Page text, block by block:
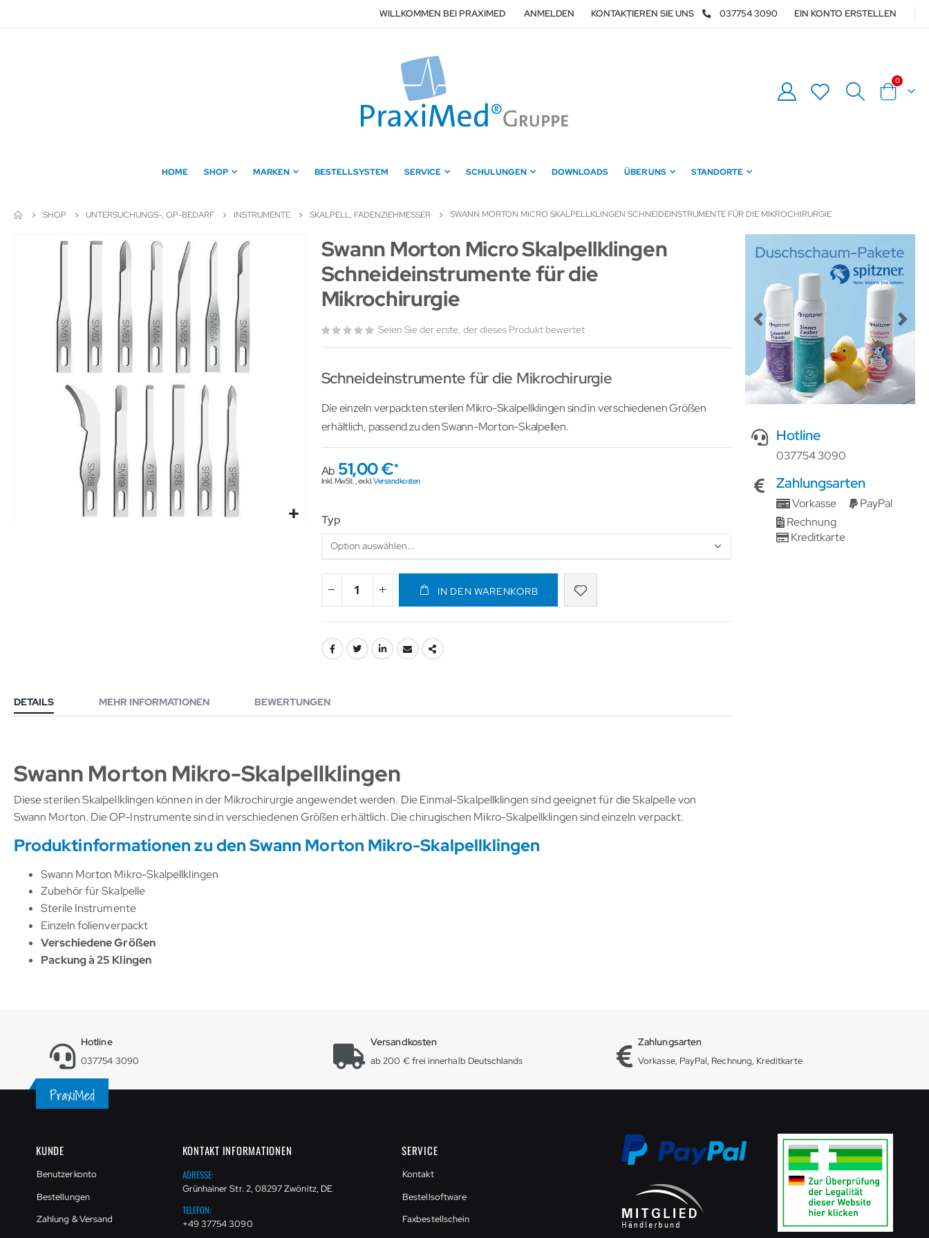
zum
WILLKOMMEN BEI PRAXIMED ANMELDEN KONTAKTIEREN SIE UNS 037754 3090 EIN KONTO ERSTELLEN
Warenkorb
0Artikel
HOME SHOP MARKEN BESTELLSYSTEM SERVICE SCHULUNGEN DOWNLOADS ÜBER UNS STANDORTE
SHOP UNTERSUCHUNGS-, OP-BEDARF INSTRUMENTE SKALPELL, FADENZIEHMESSER SWANN MORTON MICRO SKALPELLKLINGEN SCHNEIDEINSTRUMENTE FÜR DIE MIKROCHIRURGIE
Zum
Anfang
der
Bildergalerie
springen
Swann Morton Micro Skalpellklingen
Schneideinstrumente für die
Mikrochirurgie
Seien Sie der erste, der dieses Produkt bewertet
Schneideinstrumente für die Mikrochirurgie
Die einzeln verpackten sterilen Mikro-Skalpellklingen sind in verschiedenen Größen
erhältlich, passend zu den Swann-Morton-Skalpellen.
Ab 51,00 €
Inkl. MwSt.,exkl.Versandkosten
Typ
IN DEN WARENKORB
DETAILS
Swann Morton Mikro-Skalpellklingen
Diese sterilen Skalpellklingen können in der Mikrochirurgie angewendet werden. Die Einmal-Skalpellklingen sind geeignet für die Skalpelle von
Swann Morton. Die OP-Instrumente sind in verschiedenen Größen erhältlich. Die chirugischen Mikro-Skalpellklingen sind einzeln verpackt.
Produktinformationen zu den Swann Morton Mikro-Skalpellklingen
Swann Morton Mikro-Skalpellklingen
Zubehör für Skalpelle
Sterile Instrumente
Einzeln folienverpackt
Verschiedene Größen
Packung à 25 Klingen
MEHR INFORMATIONEN BEWERTUNGEN
Previous Next
Hotline
037754 3090
Zahlungsarten
Vorkasse
PayPal
Rechnung
Kreditkarte
Hotline
037754 3090
Versandkosten
ab 200 € frei innerhalb Deutschlands
Zahlungsarten
Vorkasse, PayPal, Rechnung, Kreditkarte
KUNDE
Benutzerkonto
Bestellungen
Zahlung & Versand
KONTAKT INFORMATIONEN
ADRESSE:
Grünhainer Str. 2, 08297 Zwönitz, DE
TELEFON:
+49 37754 3090
SERVICE
Kontakt
Bestellsoftware
Faxbestellschein